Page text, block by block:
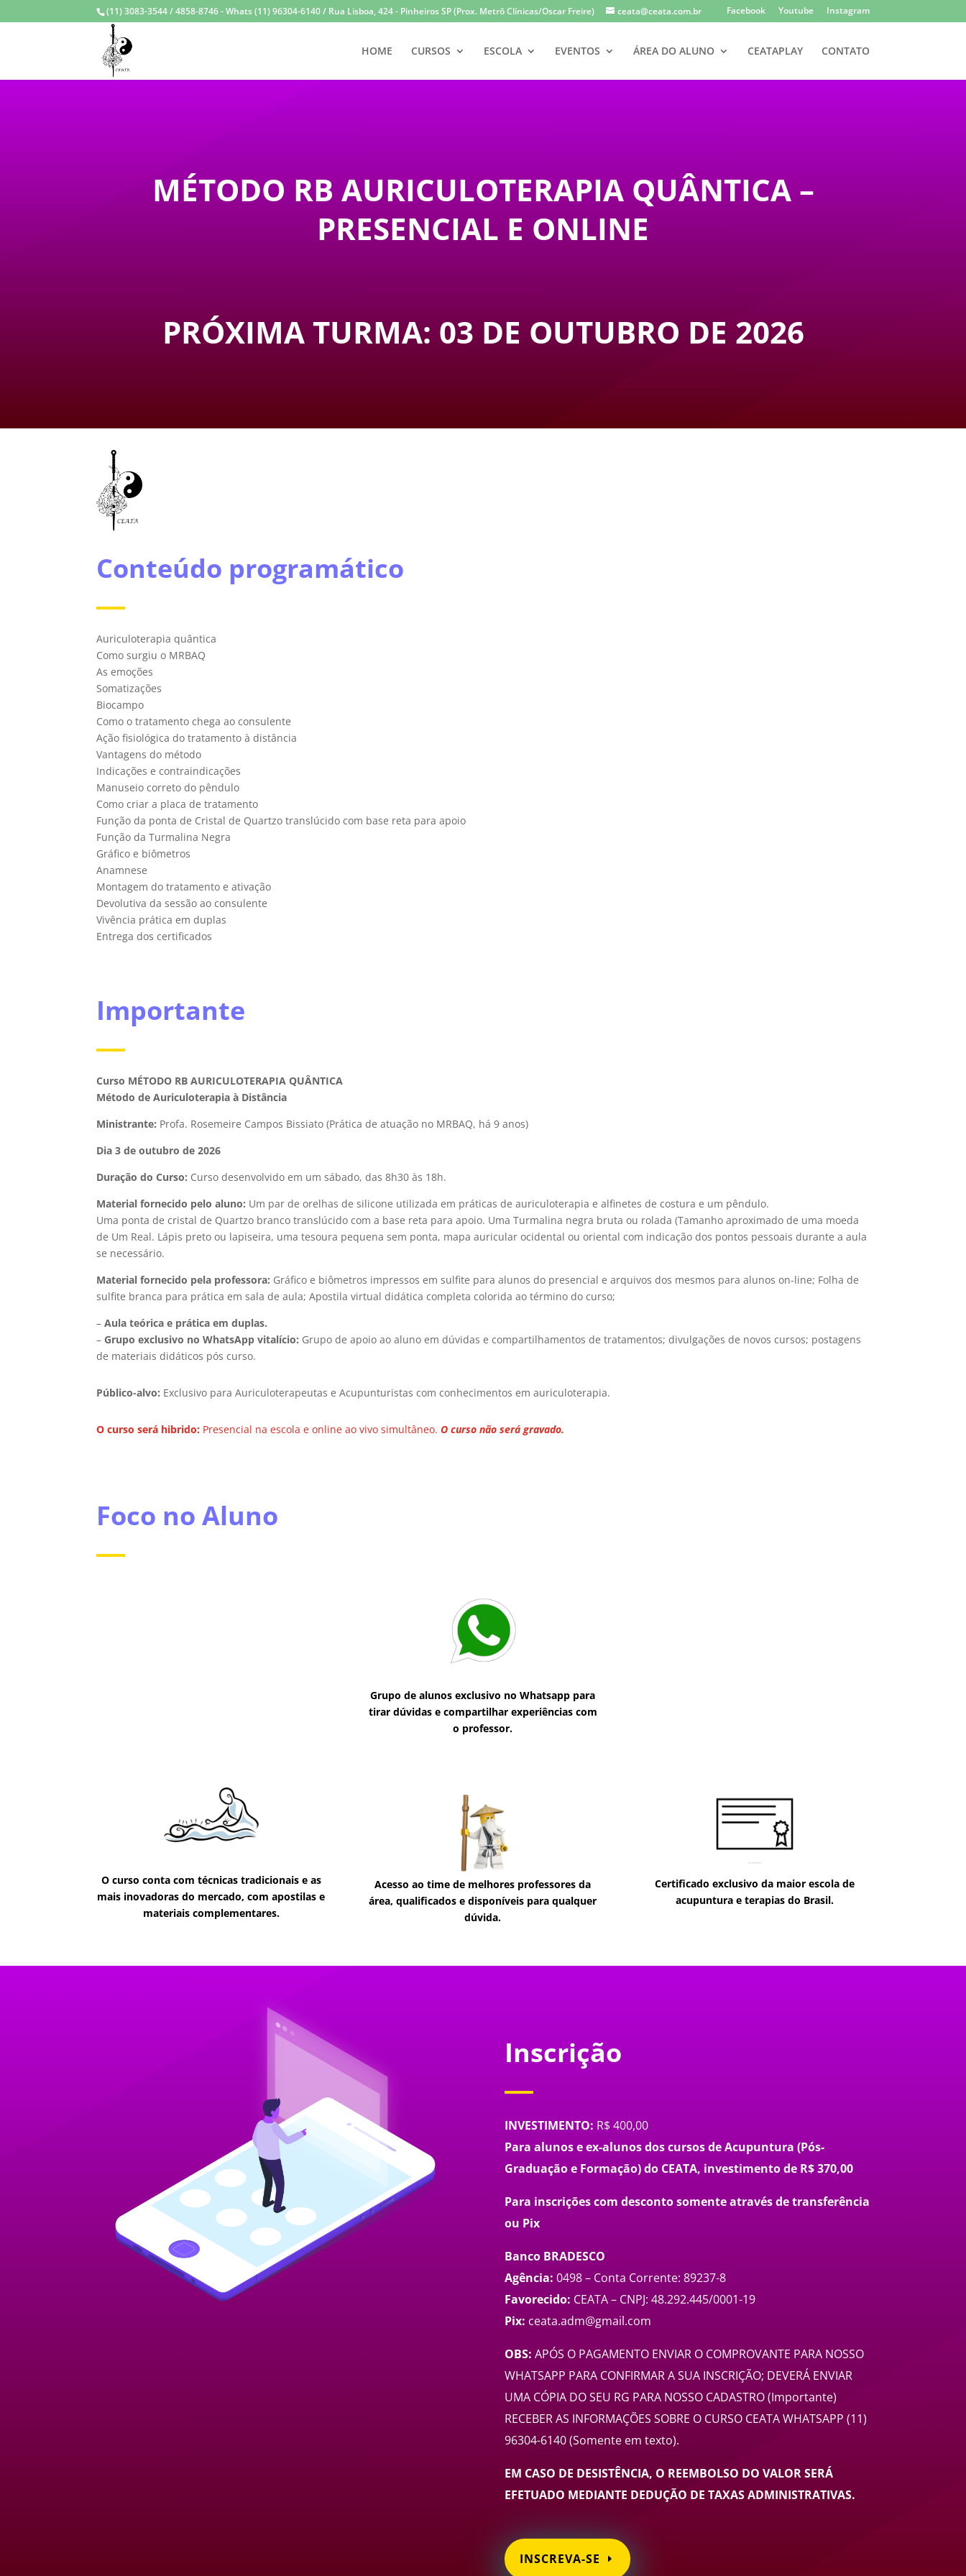
(11) 3083-3544 / 4858-8746 - Whats (11) 96304-6140 / Rua Lisboa, 424 - Pinheiros SP (Prox. Metrô Clínicas/Oscar Freire) ceata@ceata.com.br Facebook Youtube Instagram
HOME CURSOS ESCOLA EVENTOS ÁREA DO ALUNO CEATAPLAY CONTATO
MÉTODO RB AURICULOTERAPIA QUÂNTICA –
PRESENCIAL E ONLINE
PRÓXIMA TURMA: 03 DE OUTUBRO DE 2026
Conteúdo programático
Auriculoterapia quântica
Como surgiu o MRBAQ
As emoções
Somatizações
Biocampo
Como o tratamento chega ao consulente
Ação fisiológica do tratamento à distância
Vantagens do método
Indicações e contraindicações
Manuseio correto do pêndulo
Como criar a placa de tratamento
Função da ponta de Cristal de Quartzo translúcido com base reta para apoio
Função da Turmalina Negra
Gráfico e biômetros
Anamnese
Montagem do tratamento e ativação
Devolutiva da sessão ao consulente
Vivência prática em duplas
Entrega dos certificados
Importante
Curso MÉTODO RB AURICULOTERAPIA QUÂNTICA
Método de Auriculoterapia à Distância
Ministrante: Profa. Rosemeire Campos Bissiato(Prática de atuação no MRBAQ, há 9 anos)
Dia 3 de outubro de 2026
Duração do Curso: Curso desenvolvido em um sábado, das 8h30 às 18h.
Material fornecido pelo aluno: Um par de orelhas de silicone utilizada em práticas de auriculoterapia e alfinetes de costura e um pêndulo.
Uma ponta de cristal de Quartzo branco translúcido com a base reta para apoio. Uma Turmalina negra bruta ou rolada (Tamanho aproximado de uma moeda
de Um Real. Lápis preto ou lapiseira, uma tesoura pequena sem ponta, mapa auricular ocidental ou oriental com indicação dos pontos pessoais durante a aula
se necessário.
Material fornecido pela professora: Gráfico e biômetros impressos em sulfite para alunos do presencial e arquivos dos mesmos para alunos on-line; Folha de
sulfite branca para prática em sala de aula; Apostila virtual didática completa colorida ao término do curso;
–Aula teórica e prática em duplas.
– Grupo exclusivo no WhatsApp vitalício: Grupo de apoio ao aluno em dúvidas e compartilhamentos de tratamentos; divulgações de novos cursos; postagens
de materiais didáticos pós curso.
Público-alvo: Exclusivo para Auriculoterapeutas e Acupunturistas com conhecimentos em auriculoterapia.
O curso será hibrido: Presencial na escola e online ao vivo simultâneo.O curso não será gravado.
Foco no Aluno
Grupo de alunos exclusivo no Whatsapp para
tirar dúvidas e compartilhar experiências com
o professor.
O curso conta com técnicas tradicionais e as
mais inovadoras do mercado, com apostilas e
materiais complementares.
Acesso ao time de melhores professores da
área, qualificados e disponíveis para qualquer
dúvida.
Certificado exclusivo da maior escola de
acupuntura e terapias do Brasil.
Inscrição
INVESTIMENTO: R$ 400,00
Para alunos e ex-alunos dos cursos de Acupuntura (Pós-
Graduação e Formação) do CEATA, investimento de R$ 370,00
Para inscrições com desconto somente através de transferência
ou Pix
Banco BRADESCO
Agência: 0498 – Conta Corrente: 89237-8
Favorecido: CEATA – CNPJ: 48.292.445/0001-19
Pix: ceata.adm@gmail.com
OBS: APÓS O PAGAMENTO ENVIAR O COMPROVANTE PARA NOSSO
WHATSAPP PARA CONFIRMAR A SUA INSCRIÇÃO; DEVERÁ ENVIAR
UMA CÓPIA DO SEU RG PARA NOSSO CADASTRO (Importante)
RECEBER AS INFORMAÇÕES SOBRE O CURSO CEATA WHATSAPP (11)
96304-6140 (Somente em texto).
EM CASO DE DESISTÊNCIA, O REEMBOLSO DO VALOR SERÁ
EFETUADO MEDIANTE DEDUÇÃO DE TAXAS ADMINISTRATIVAS.
INSCREVA-SE